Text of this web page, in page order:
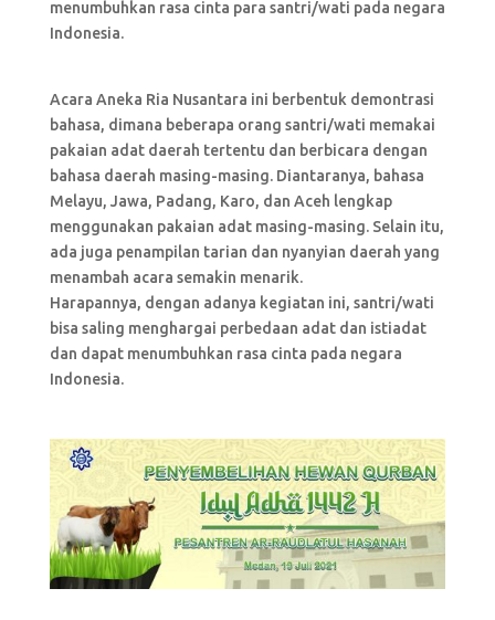
menumbuhkan rasa cinta para santri/wati pada negara
Indonesia.
Acara Aneka Ria Nusantara ini berbentuk demontrasi
bahasa, dimana beberapa orang santri/wati memakai
pakaian adat daerah tertentu dan berbicara dengan
bahasa daerah masing-masing. Diantaranya, bahasa
Melayu, Jawa, Padang, Karo, dan Aceh lengkap
menggunakan pakaian adat masing-masing. Selain itu,
ada juga penampilan tarian dan nyanyian daerah yang
menambah acara semakin menarik.
Harapannya, dengan adanya kegiatan ini, santri/wati
bisa saling menghargai perbedaan adat dan istiadat
dan dapat menumbuhkan rasa cinta pada negara
Indonesia.